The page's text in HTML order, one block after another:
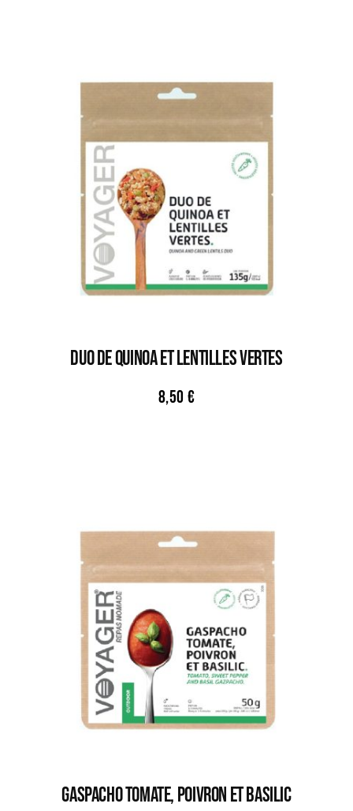
DUO DE QUINOA ET LENTILLES VERTES
8,50 €
GASPACHO TOMATE, POIVRON ET BASILIC